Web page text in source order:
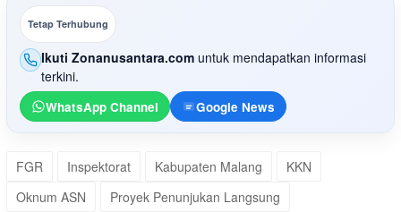
Tetap Terhubung
Ikuti Zonanusantara.com untuk mendapatkan informasi
terkini.
WhatsApp Channel Google News
FGR Inspektorat Kabupaten Malang
KKN
Oknum ASN
Proyek Penunjukan Langsung